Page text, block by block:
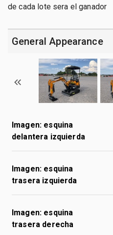
de cada lote sera el ganador
General Appearance
Imagen: esquina
delantera izquierda
Imagen: esquina
trasera izquierda
Imagen: esquina
trasera derecha